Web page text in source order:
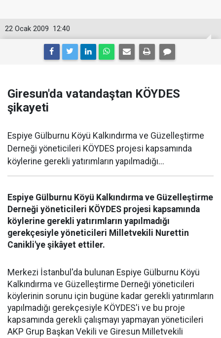
12:40
22 Ocak 2009
Giresun'da vatandaştan KÖYDES
şikayeti
Espiye Gülburnu Köyü Kalkındırma ve Güzelleştirme
Derneği yöneticileri KÖYDES projesi kapsamında
köylerine gerekli yatırımların yapılmadığı...
Espiye Gülburnu Köyü Kalkındırma ve Güzelleştirme
Derneği yöneticileri KÖYDES projesi kapsamında
köylerine gerekli yatırımların yapılmadığı
gerekçesiyle yöneticileri Milletvekili Nurettin
Canikli'ye şikâyet ettiler.
Merkezi İstanbul'da bulunan Espiye Gülburnu Köyü
Kalkındırma ve Güzelleştirme Derneği yöneticileri
köylerinin sorunu için bugüne kadar gerekli yatırımların
yapılmadığı gerekçesiyle KÖYDES'i ve bu proje
kapsamında gerekli çalışmayı yapmayan yöneticileri
AKP Grup Başkan Vekili ve Giresun Milletvekili